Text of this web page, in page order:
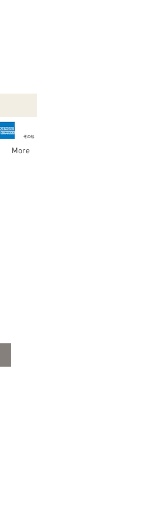
More